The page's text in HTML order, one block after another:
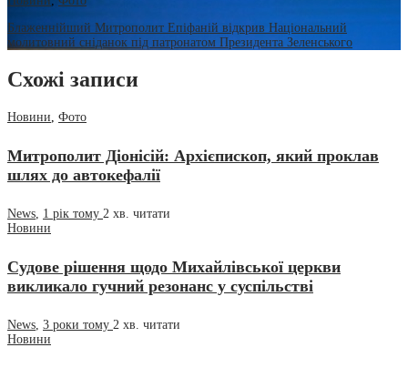
Блаженнійший Митрополит Епіфаній відкрив Національний
молитовний сніданок під патронатом Президента Зеленського
Схожі записи
Новини, Фото
Митрополит Діонісій: Архієпископ, який проклав
шлях до автокефалії
News, 1 рік тому 2 хв. читати
Новини
Судове рішення щодо Михайлівської церкви
викликало гучний резонанс у суспільстві
News, 3 роки тому 2 хв. читати
Новини